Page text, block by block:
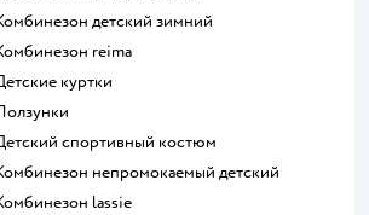
Комбинезон детский зимний
Комбинезон reima
Детские куртки
Ползунки
Детский спортивный костюм
Комбинезон непромокаемый детский
Комбинезон lassie